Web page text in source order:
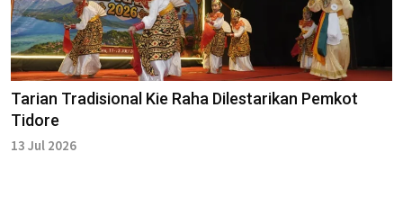
Tarian Tradisional Kie Raha Dilestarikan Pemkot
Tidore
13 Jul 2026